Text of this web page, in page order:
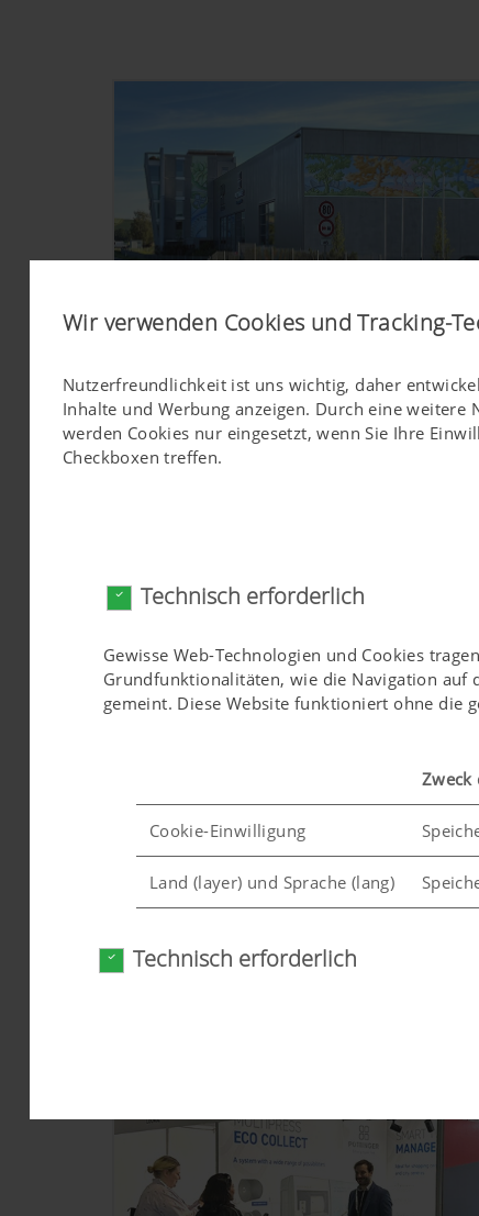
Wir verwenden Cookies und Tracking-
Nutzerfreundlichkeit ist uns wichtig, daher
Inhalte und Werbung anzeigen. Durch eine weitere
werden Cookies nur eingesetzt, wenn Sie Ihre
Checkboxen treffen.
Technisch erforderlich
Gewisse Web-Technologien und Cookies
Grundfunktionalitäten, wie die Navigation auf
gemeint. Diese Website funktioniert ohne die
Zweck
Cookie-Einwilligung
Land (layer) und Sprache (lang)
Wir möchten uns ständig hinsichtlich
Cookies) ein, welche anonym messen und
Zweck des Cookies
Technisch erforderlich
24.06.2026
Natur, Fortschritt und nachhaltige Zukunft
AKTION: MP 20 - 1.4 (20 m³) zum
12.03.2026